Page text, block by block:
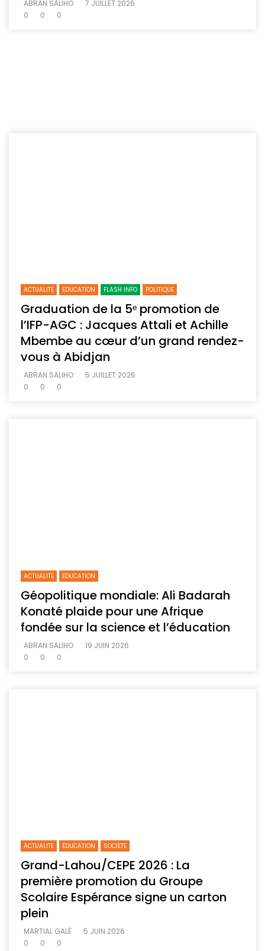
ABRAN SALIHO
7 JUILLET 2026
0
0 0
ACTUALITE EDUCATION FLASH INFO POLITIQUE
Graduation de la 5ᵉ promotion de
l’IFP-AGC : Jacques Attali et Achille
Mbembe au cœur d’un grand rendez-
vous à Abidjan
ABRAN SALIHO
5 JUILLET 2026
0
0 0
ACTUALITE EDUCATION
Géopolitique mondiale: Ali Badarah
Konaté plaide pour une Afrique
fondée sur la science et l’éducation
ABRAN SALIHO
19 JUIN 2026
0
0 0
ACTUALITE EDUCATION SOCIETE
Grand-Lahou/CEPE 2026 : La
première promotion du Groupe
Scolaire Espérance signe un carton
plein
MARTIAL GALÉ
5 JUIN 2026
0
0 0